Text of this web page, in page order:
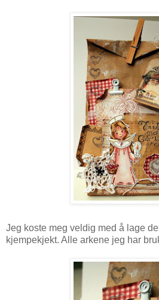
Jeg koste meg veldig med å lage
kjempekjekt. Alle arkene jeg har